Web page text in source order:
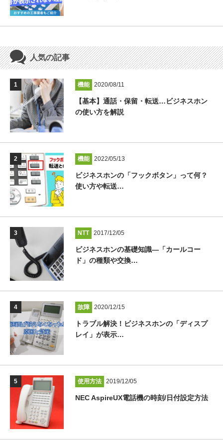
人気の記事
機能 2020/08/11
【基本】通話・保留・転送…ビジネスホン
の使い方を解説
機能 2022/05/13
ビジネスホンの「フックボタン」って何？
使い方や転送…
NTT 2017/12/05
ビジネスホンの基礎知識―「カールコー
ド」の種類や交換…
故障 2020/12/15
トラブル解決！ビジネスホンの「ディスプ
レイ」が表示…
使用方法 2019/12/05
NEC AspireUX電話機の時刻/日付設定方法